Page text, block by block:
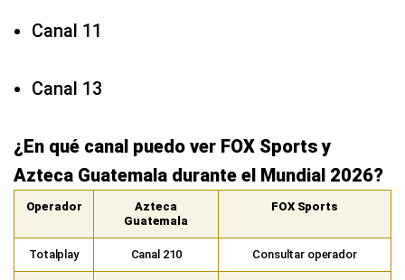
Canal 11
Canal 13
¿En qué canal puedo ver FOX Sports y
Azteca Guatemala durante el Mundial 2026?
Operador
Azteca
Guatemala
FOX Sports
Totalplay Canal 210 Consultar operador